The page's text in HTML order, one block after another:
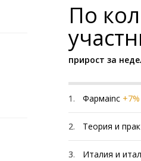
По
прирост за
1.
1 Фармаinc +7%
2.
2 Теория и
3.
3 Италия и